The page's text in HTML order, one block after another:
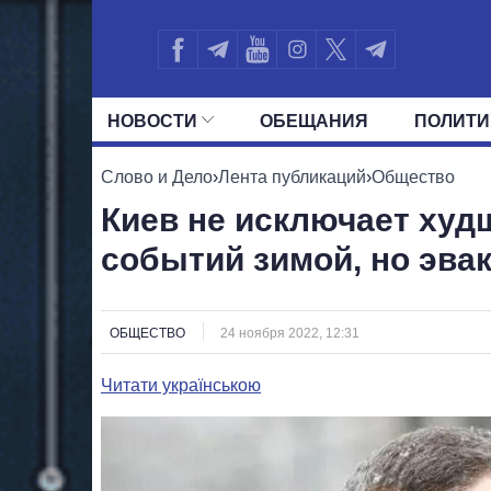
НОВОСТИ ОБЕЩАНИЯ
ВСЕ ПОЛИТИКИ ПРЕЗИДЕНТ И
Слово и Дело›Лента публикаций›Общество
Киев не исключает
событий зимой, но
ОБЩЕСТВО 24 ноября 2022, 12:31
Читати українською